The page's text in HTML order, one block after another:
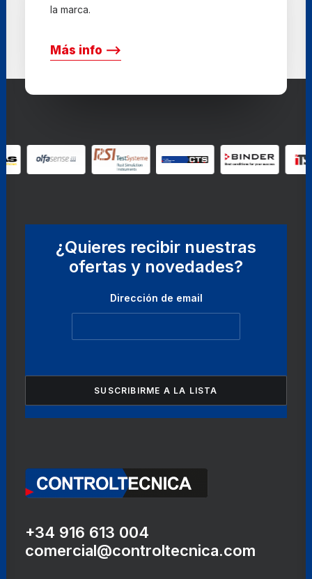
la marca.
Más info ⟶
¿Quieres recibir nuestras
ofertas y novedades?
Dirección de email
+34 916 613 004
comercial@controltecnica.com